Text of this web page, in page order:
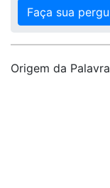
Faça sua
Origem da